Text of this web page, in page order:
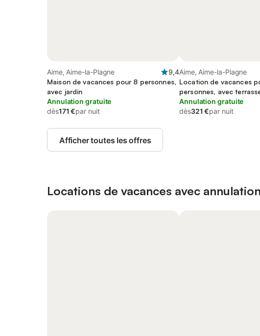
Aime, Aime-la-Plagne
9,4
Maison de vacances pour 8 personnes,
avec jardin
Annulation gratuite
dès171 €par nuit
Aime, Aime-la-Plagne
Location de vacances
personnes, avec
Annulation gratuite
dès321 €par nuit
Afficher toutes les offres
Locations de vacances avec